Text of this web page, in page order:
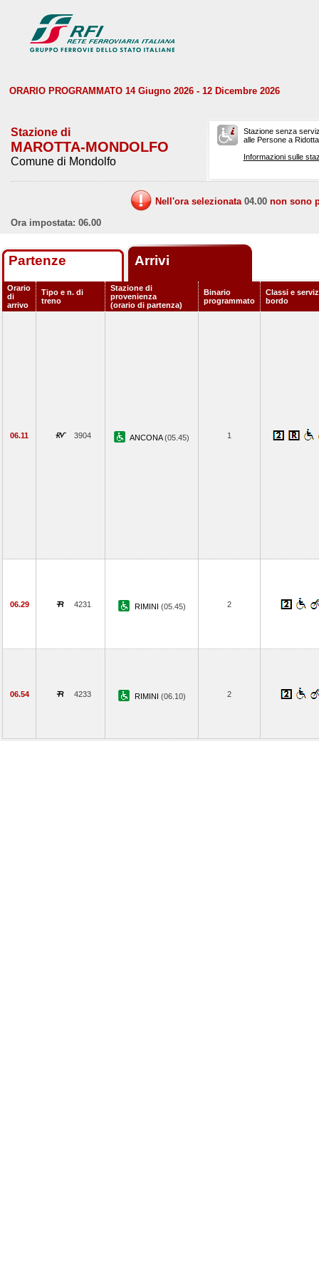
ORARIO PROGRAMMATO 14 Giugno 2026 - 12 Dicembre 2026
Stazione di
MAROTTA-MONDOLFO
Comune di Mondolfo
Stazione senza
alle Persone a
Informazioni sulle
Nell'ora selezionata 04.00 non sono
Ora impostata: 06.00
Partenze Arrivi
Orario
di
arrivo
Tipo e n. di
treno
Stazione di
provenienza
(orario di partenza)
Binario
programmato
Classi e
bordo
06.11 3904 ANCONA(05.45) 1
06.29 4231 RIMINI (05.45) 2
06.54 4233 RIMINI (06.10) 2